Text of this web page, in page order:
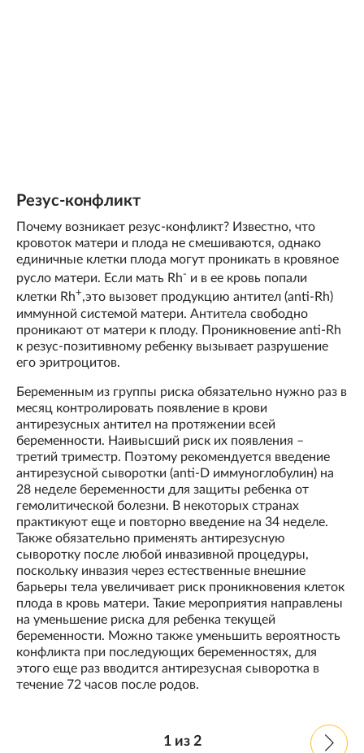
Резус-конфликт
Почему возникает резус-конфликт? Известно, что
кровоток матери и плода не смешиваются, однако
единичные клетки плода могут проникать в кровяное
русло матери. Если мать Rh- и в ее кровь попали
клетки Rh+,это вызовет продукцию антител (anti-Rh)
иммунной системой матери. Антитела свободно
проникают от матери к плоду. Проникновение anti-Rh
к резус-позитивному ребенку вызывает разрушение
его эритроцитов.
Беременным из группы риска обязательно нужно раз в
месяц контролировать появление в крови
антирезусных антител на протяжении всей
беременности. Наивысший риск их появления –
третий триместр. Поэтому рекомендуется введение
антирезусной сыворотки (anti-D иммуноглобулин) на
28 неделе беременности для защиты ребенка от
гемолитической болезни. В некоторых странах
практикуют еще и повторно введение на 34 неделе.
Также обязательно применять антирезусную
сыворотку после любой инвазивной процедуры,
поскольку инвазия через естественные внешние
барьеры тела увеличивает риск проникновения клеток
плода в кровь матери. Такие мероприятия направлены
на уменьшение риска для ребенка текущей
беременности. Можно также уменьшить вероятность
конфликта при последующих беременностях, для
этого еще раз вводится антирезусная сыворотка в
течение 72 часов после родов.
1из 2